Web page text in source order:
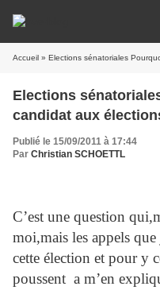
Accueil » Elections sénatoriales Pourquoi
Elections
candidat aux
Publié le 15/09/2011 à 17:44
Par Christian SCHOETTL
C’est une question
moi,mais les appels que
cette élection et pour y
poussent a m’en